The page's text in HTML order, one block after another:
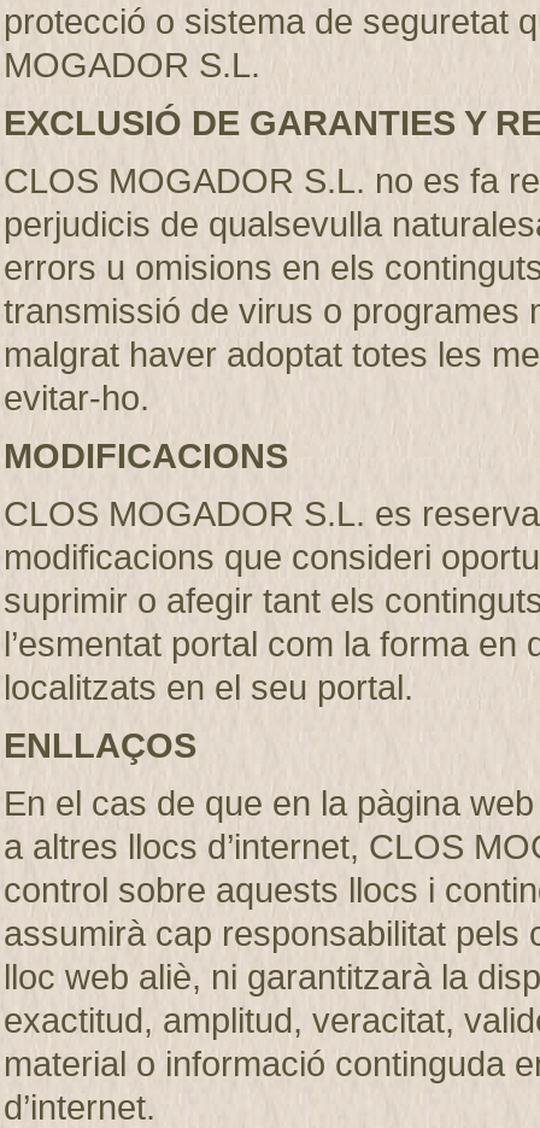
protecció o sistema de seguretat
MOGADOR S.L.
EXCLUSIÓ DE GARANTIES Y
CLOS MOGADOR S.L. no es fa
perjudicis de qualsevulla
errors u omisions en els
transmissió de virus o programes
malgrat haver adoptat totes les
evitar-ho.
MODIFICACIONS
CLOS MOGADOR S.L. es
modificacions que consideri
suprimir o afegir tant els
l’esmentat portal com la forma
localitzats en el seu portal.
ENLLAÇOS
En el cas de que en la pàgina
a altres llocs d’internet, CLOS
control sobre aquests llocs i
assumirà cap responsabilitat pels
lloc web aliè, ni garantitzarà la
exactitud, amplitud, veracitat,
material o informació continguda
d’internet.